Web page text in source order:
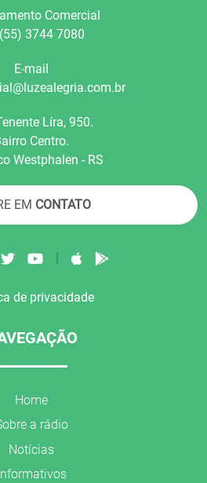
Comercial
(55) 3744 7080
E-mail
Líra, 950.
Centro.
Westphalen - RS
EM CONTATO
|
de privacidade
Home
a rádio
Notícias